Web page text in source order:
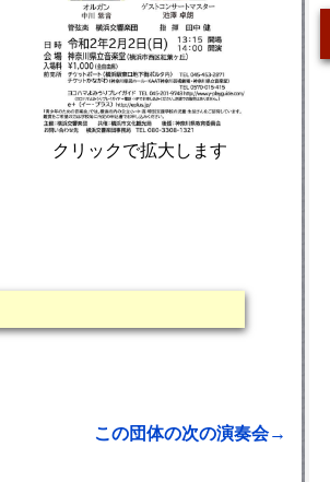
クリックで拡大します
この団体の次の演奏会→